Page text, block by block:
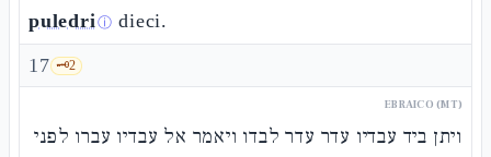
puledriⓘ dieci.
17 🗝️2
EBRAICO (MT)
ויתן ביד עבדיו עדר עדר לבדו ויאמר אל עבדיו עברו לפני